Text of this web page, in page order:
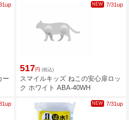
ー
NEW 7/31up
517円 (税込)
スマイルキッズ ねこの安心扉ロッ
ク ホワイト ABA-40WH
NEW 7/31up